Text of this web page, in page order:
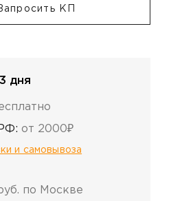
КП
дня
от 2000₽
и самовывоза
по Москве